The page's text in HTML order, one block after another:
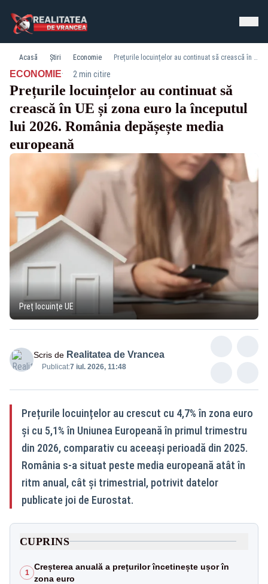
Acasă Știri Economie Prețurile locuințelor au continuat să crească în UE și zona euro la începutul lui 2026. România depășește media europeană
ECONOMIE· 2 min citire
Prețurile locuințelor au continuat să
crească în UE și zona euro la începutul
lui 2026. România depășește media
europeană
Preț locuințe UE
Scris de Realitatea de Vrancea
Publicat:7 iul. 2026, 11:48
Prețurile locuințelor au crescut cu 4,7% în zona euro
și cu 5,1% în Uniunea Europeană în primul trimestru
din 2026, comparativ cu aceeași perioadă din 2025.
România s-a situat peste media europeană atât în
ritm anual, cât și trimestrial, potrivit datelor
publicate joi de Eurostat.
CUPRINS
1
Creșterea anuală a prețurilor încetinește ușor în
zona euro